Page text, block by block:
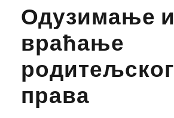
Одузимање и
враћање
родитељског
права